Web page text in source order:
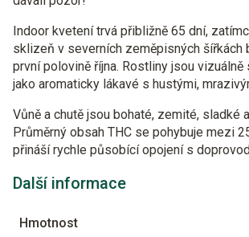
Indoor kvetení trvá přibližně 65 dní,
sklizeň v severních zeměpisných šířkách
první polovině října. Rostliny jsou vizuálně
jako aromaticky lákavé s hustými,
Vůně a chutě jsou bohaté, zemité, sladké
Průměrný obsah THC se pohybuje mezi
přináší rychle působící opojení s
Další informace
Hmotnost